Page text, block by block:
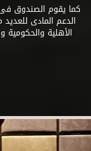
كما يقوم الصندوق فى
الدعم المادى للعديد
الأهلية والحكومية